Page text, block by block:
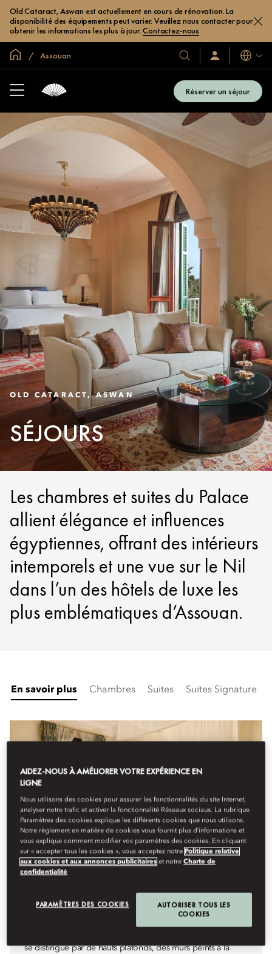
Old Cataract, Aswan est actuellement en cours de rénovation. La
disponibilité des équipements peut varier. Veuillez nous contacter pour
obtenir les informations les plus à jour.Contactez-nous
AccueilAssouan
Nos
hôtels
et
complexes
Identification/
Langues
Réserver un séjour
OLD CATARACT, ASWAN
SÉJOURS
Les chambres et suites du Palace
allient élégance et influences
égyptiennes, offrant des intérieurs
intemporels et une vue sur le Nil
dans l’un des hôtels de luxe les
plus emblématiques d’Assouan.
En savoir plus Chambres Suites Suites Signature
CHAMBRE PALACE VUE JARDIN
se distingue par de hauts plafonds, des murs peints à la
AIDEZ-NOUS À AMÉLIORER VOTRE EXPÉRIENCE EN
LIGNE
Nous utilisons des cookies pour assurer les fonctionnalités du site Internet,
analyser notre trafic et activer la fonctionnalité Réseaux sociaux. La rubrique
Paramètres des cookies explique les différents cookies que nous utilisons.
Notre règlement en matière de cookies vous fournit plus d’informations et
vous explique comment modifier vos paramètres des cookies. En cliquant
sur « accepter tous les cookies », vous acceptez notre Politique relative
aux cookies et aux annonces publicitaires et notreCharte de
confidentialité
PARAMÈTRES DES COOKIES
AUTORISER TOUS LES
COOKIES